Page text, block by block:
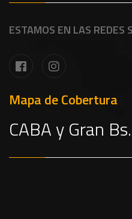
ESTAMOS EN LAS REDES
Mapa de Cobertura
CABA y Gran